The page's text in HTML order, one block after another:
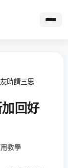
時請三思
回好
教學